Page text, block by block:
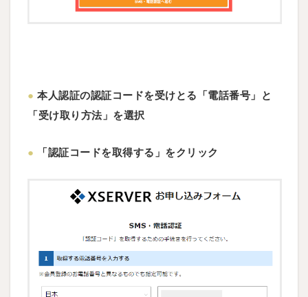
● 本人認証の認証コードを受けとる「電話番号」と
「受け取り方法」を選択
● 「認証コードを取得する」をクリック